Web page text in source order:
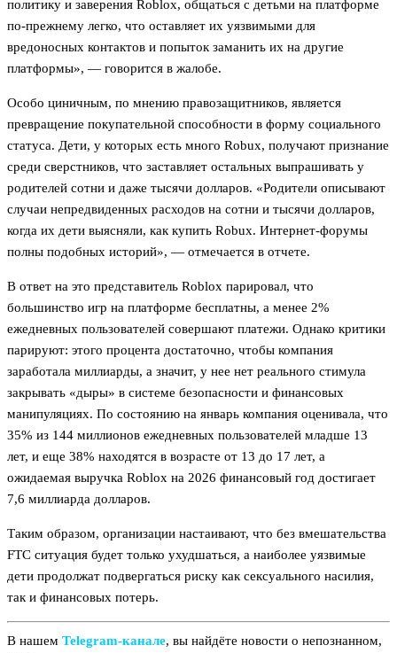
политику и заверения Roblox, общаться с детьми на платформе
по-прежнему легко, что оставляет их уязвимыми для
вредоносных контактов и попыток заманить их на другие
платформы», — говорится в жалобе.
Особо циничным, по мнению правозащитников, является
превращение покупательной способности в форму социального
статуса. Дети, у которых есть много Robux, получают признание
среди сверстников, что заставляет остальных выпрашивать у
родителей сотни и даже тысячи долларов. «Родители описывают
случаи непредвиденных расходов на сотни и тысячи долларов,
когда их дети выясняли, как купить Robux. Интернет-форумы
полны подобных историй», — отмечается в отчете.
В ответ на это представитель Roblox парировал, что
большинство игр на платформе бесплатны, а менее 2%
ежедневных пользователей совершают платежи. Однако критики
парируют: этого процента достаточно, чтобы компания
заработала миллиарды, а значит, у нее нет реального стимула
закрывать «дыры» в системе безопасности и финансовых
манипуляциях. По состоянию на январь компания оценивала, что
35% из 144 миллионов ежедневных пользователей младше 13
лет, и еще 38% находятся в возрасте от 13 до 17 лет, а
ожидаемая выручка Roblox на 2026 финансовый год достигает
7,6 миллиарда долларов.
Таким образом, организации настаивают, что без вмешательства
FTC ситуация будет только ухудшаться, а наиболее уязвимые
дети продолжат подвергаться риску как сексуального насилия,
так и финансовых потерь.
В нашем Telegram‑канале, вы найдёте новости о непознанном,